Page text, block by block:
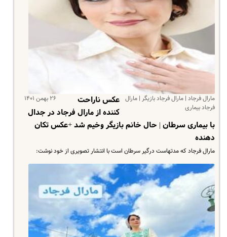
مارال فرجاد | مارال فرجاد بازیگر | مارال
فرجاد بیماری
۲۶ بهمن ۱۴۰۱
عکس ناراحت
کننده از مارال فرجاد در جدال
با بیماری سرطان | حال خانم بازیگر وخیم شد +عکس تکان
دهنده
مارال فرجاد که مدتهاست درگیر سرطان است با انتشار تصویری از خود نوشت: